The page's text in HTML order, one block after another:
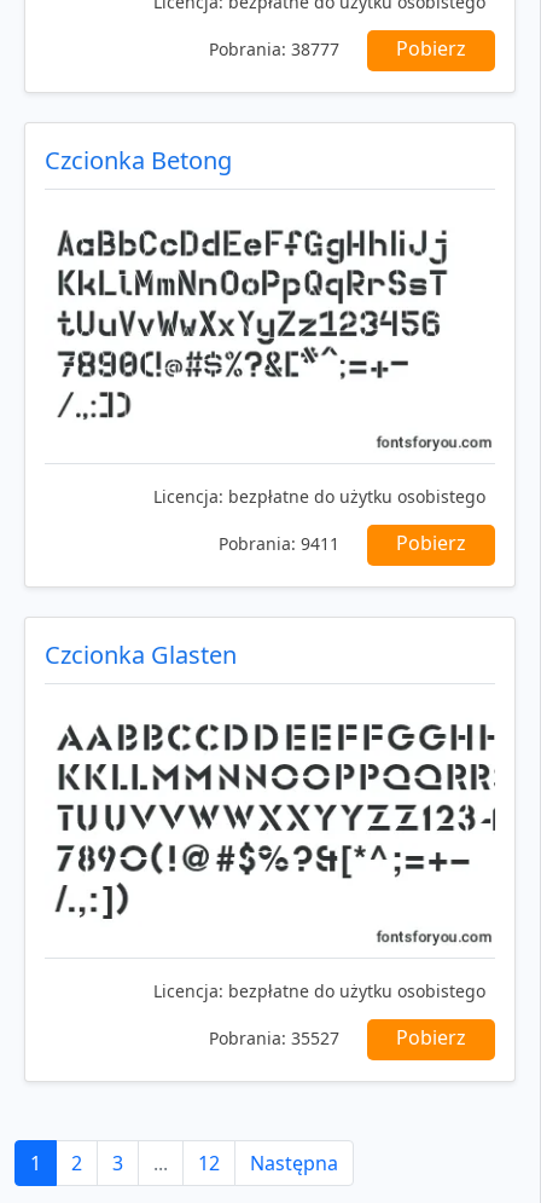
Pobrania: 38777 Pobierz
Czcionka Betong
Licencja: bezpłatne do użytku osobistego
Pobrania: 9411 Pobierz
Czcionka Glasten
Licencja: bezpłatne do użytku osobistego
Pobrania: 35527 Pobierz
1 2 3 ... 12 Następna